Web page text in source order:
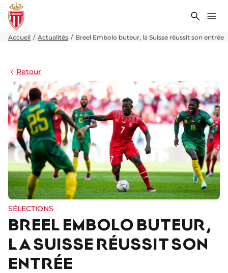
Accueil Actualités Breel Embolo buteur, la Suisse réussit son entrée
Retour
SÉLECTIONS
BREEL EMBOLO BUTEUR,
LA SUISSE RÉUSSIT SON
ENTRÉE